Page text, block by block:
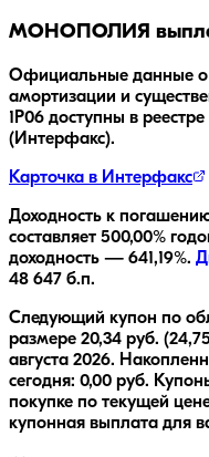
МОНОПОЛИЯ
Официальные данные о
амортизации и
1P06 доступны в
(Интерфакс).
Карточка в Интерфакс
Доходность к
составляет 500,00%
доходность — 641,19%.
48 647 б.п.
Следующий купон по
размере 20,34 руб.
августа 2026.
сегодня: 0,00 руб.
покупке по текущей
купонная выплата для